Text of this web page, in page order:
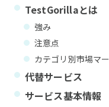
TestGorillaとは
強み
注意点
カテゴリ別市場マ
代替サービス
サービス基本情報